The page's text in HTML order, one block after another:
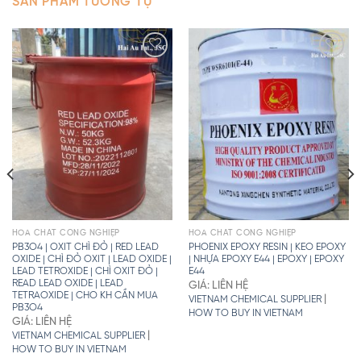
HÓA CHẤT CÔNG NGHIỆP
PB3O4 | OXIT CHÌ ĐỎ | RED LEAD
OXIDE | CHÌ ĐỎ OXIT | LEAD OXIDE |
LEAD TETROXIDE | CHÌ OXIT ĐỎ |
READ LEAD OXIDE | LEAD
TETRAOXIDE | CHO KH CẦN MUA
PB3O4
GIÁ: LIÊN HỆ
VIETNAM CHEMICAL SUPPLIER|
HOW TO BUY IN VIETNAM
HÓA CHẤT CÔNG NGHIỆP
PHOENIX EPOXY RESIN | KEO EPOXY
| NHỰA EPOXY E44 | EPOXY | EPOXY
E44
GIÁ: LIÊN HỆ
VIETNAM CHEMICAL SUPPLIER|
HOW TO BUY IN VIETNAM